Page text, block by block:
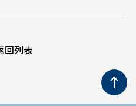
回列表